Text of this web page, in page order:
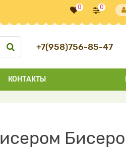
0 0
+7(958)756-85-47
КОНТАКТЫ